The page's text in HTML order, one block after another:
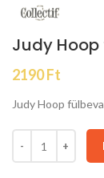
Judy
2190Ft
Judy Hoop